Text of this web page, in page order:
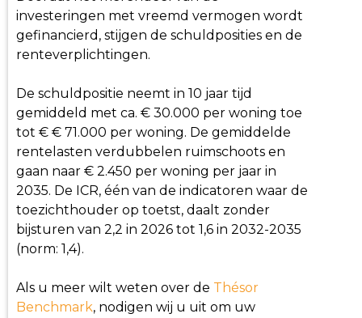
investeringen met vreemd vermogen wordt
gefinancierd, stijgen de schuldposities en de
renteverplichtingen.
De schuldpositie neemt in 10 jaar tijd
gemiddeld met ca. € 30.000 per woning toe
tot € € 71.000 per woning. De gemiddelde
rentelasten verdubbelen ruimschoots en
gaan naar € 2.450 per woning per jaar in
2035. De ICR, één van de indicatoren waar de
toezichthouder op toetst, daalt zonder
bijsturen van 2,2 in 2026 tot 1,6 in 2032-2035
(norm: 1,4).
Als u meer wilt weten over de Thésor
Benchmark, nodigen wij u uit om uw